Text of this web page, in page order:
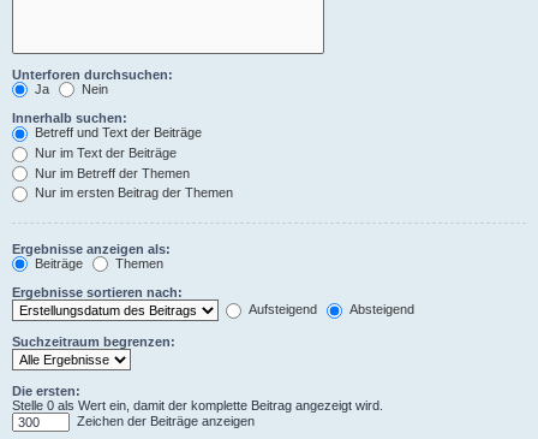
Unterforen durchsuchen:
Ja
Nein
Innerhalb suchen:
Betreff und Text der Beiträge
Nur im Text der Beiträge
Nur im Betreff der Themen
Nur im ersten Beitrag der Themen
Ergebnisse anzeigen als:
Beiträge
Themen
Ergebnisse sortieren nach:
Aufsteigend
Absteigend
Suchzeitraum begrenzen:
Die ersten:
Stelle 0 als Wert ein, damit der komplette Beitrag angezeigt wird.
Zeichen der Beiträge anzeigen